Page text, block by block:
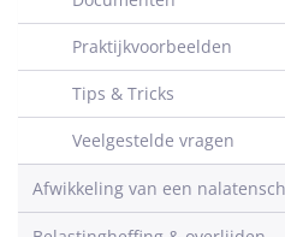
Praktijkvoorbeelden
Tips & Tricks
Veelgestelde vragen
Afwikkeling van een